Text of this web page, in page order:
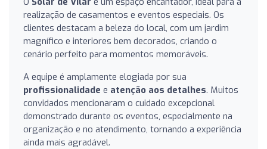
realização de casamentos e eventos especiais. Os
clientes destacam a beleza do local, com um jardim
magnífico e interiores bem decorados, criando o
cenário perfeito para momentos memoráveis.
A equipe é amplamente elogiada por sua
profissionalidade e atenção aos detalhes. Muitos
convidados mencionaram o cuidado excepcional
demonstrado durante os eventos, especialmente na
organização e no atendimento, tornando a experiência
ainda mais agradável.